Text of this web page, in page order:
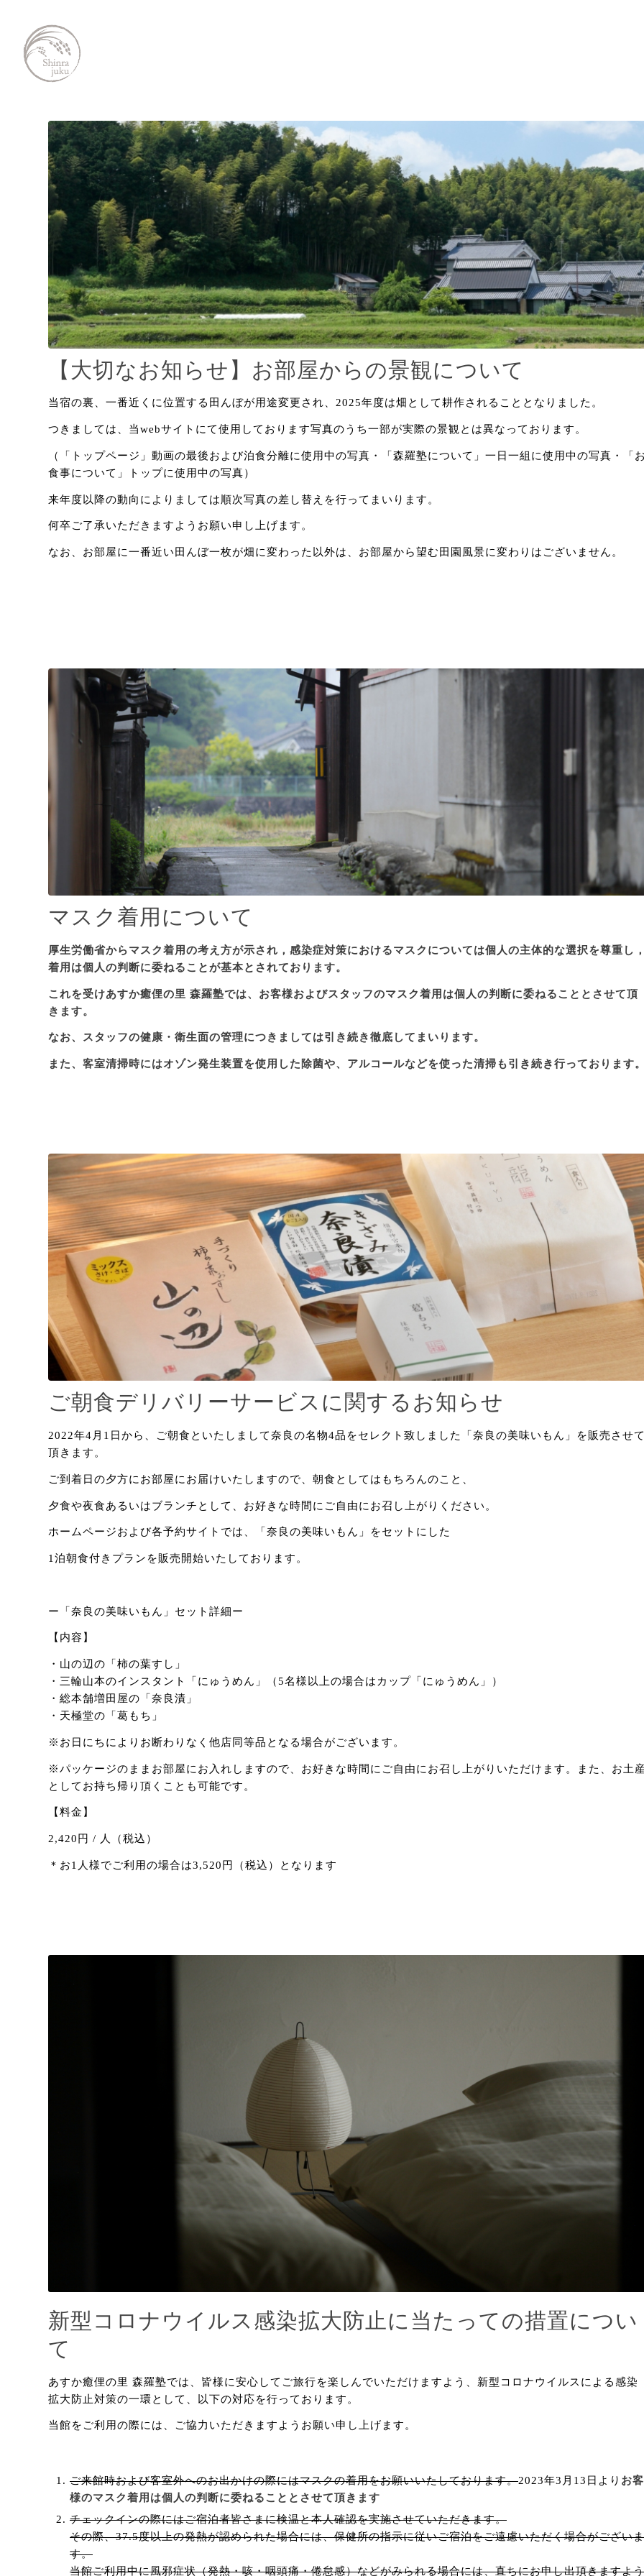
【大切なお知らせ】お部屋からの景観について
当宿の裏、一番近くに位置する田んぼが用途変更され、2025年度は畑として耕作されることとなりました。
つきましては、当webサイトにて使用しております写真のうち一部が実際の景観とは異なっております。
（「トップページ」動画の最後および泊食分離に使用中の写真・「森羅塾について」一日一組に使用中の写真・「
食事について」トップに使用中の写真）
来年度以降の動向によりましては順次写真の差し替えを行ってまいります。
何卒ご了承いただきますようお願い申し上げます。
なお、お部屋に一番近い田んぼ一枚が畑に変わった以外は、お部屋から望む田園風景に変わりはございません。
マスク着用について
厚生労働省からマスク着用の考え方が示され，感染症対策におけるマスクについては個人の主体的な選択を尊重し
着用は個人の判断に委ねることが基本とされております。
これを受けあすか癒俚の里 森羅塾では、お客様およびスタッフのマスク着用は個人の判断に委ねることとさせて頂
きます。
なお、スタッフの健康・衛生面の管理につきましては引き続き徹底してまいります。
また、客室清掃時にはオゾン発生装置を使用した除菌や、アルコールなどを使った清掃も引き続き行っております
ご朝食デリバリーサービスに関するお知らせ
2022年4月1日から、ご朝食といたしまして奈良の名物4品をセレクト致しました「奈良の美味いもん」を販売させ
頂きます。
ご到着日の夕方にお部屋にお届けいたしますので、朝食としてはもちろんのこと、
夕食や夜食あるいはブランチとして、お好きな時間にご自由にお召し上がりください。
ホームページおよび各予約サイトでは、「奈良の美味いもん」をセットにした
1泊朝食付きプランを販売開始いたしております。
ー「奈良の美味いもん」セット詳細ー
【内容】
・山の辺の「柿の葉すし」
・三輪山本のインスタント「にゅうめん」（5名様以上の場合はカップ「にゅうめん」）
・総本舗増田屋の「奈良漬」
・天極堂の「葛もち」
※お日にちによりお断わりなく他店同等品となる場合がございます。
※パッケージのままお部屋にお入れしますので、お好きな時間にご自由にお召し上がりいただけます。また、お土
としてお持ち帰り頂くことも可能です。
【料金】
2,420円 / 人（税込）
＊お1人様でご利用の場合は3,520円（税込）となります
新型コロナウイルス感染拡大防止に当たっての措置につい
て
あすか癒俚の里 森羅塾では、皆様に安心してご旅行を楽しんでいただけますよう、新型コロナウイルスによる感染
拡大防止対策の一環として、以下の対応を行っております。
当館をご利用の際には、ご協力いただきますようお願い申し上げます。
ご来館時および客室外へのお出かけの際にはマスクの着用をお願いいたしております。2023年3月13日より お客
様のマスク着用は個人の判断に委ねることとさせて頂きます
チェックインの際にはご宿泊者皆さまに検温と本人確認を実施させていただきます。
その際、37.5度以上の発熱が認められた場合には、保健所の指示に従いご宿泊をご遠慮いただく場合がございま
す。
当館ご利用中に風邪症状（発熱・咳・咽頭痛・倦怠感）などがみられる場合には、直ちにお申し出頂きますよう